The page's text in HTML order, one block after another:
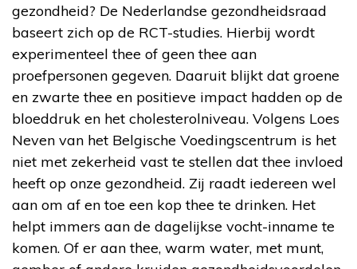
gezondheid? De Nederlandse gezondheidsraad
baseert zich op de RCT-studies. Hierbij wordt
experimenteel thee of geen thee aan
proefpersonen gegeven. Daaruit blijkt dat groene
en zwarte thee en positieve impact hadden op de
bloeddruk en het cholesterolniveau. Volgens Loes
Neven van het Belgische Voedingscentrum is het
niet met zekerheid vast te stellen dat thee invloed
heeft op onze gezondheid. Zij raadt iedereen wel
aan om af en toe een kop thee te drinken. Het
helpt immers aan de dagelijkse vocht-inname te
komen. Of er aan thee, warm water, met munt,